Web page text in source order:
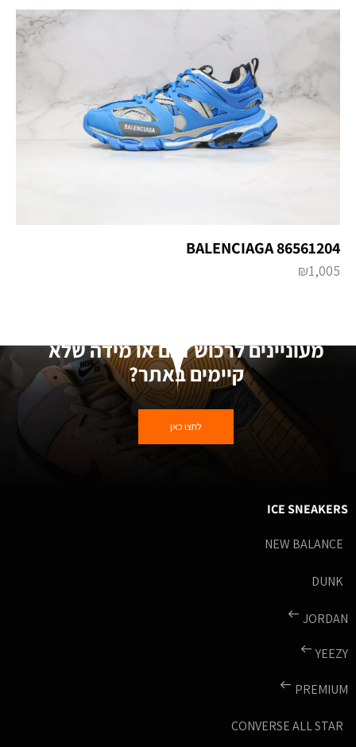
BALENCIAGA 86561204
₪1,005
מעוניינים לרכוש דגם או מידה שלא
קיימים באתר?
לחצו כאן
ICE SNEAKERS
NEW BALANCE
DUNK
JORDAN
YEEZY
PREMIUM
CONVERSE ALL STAR